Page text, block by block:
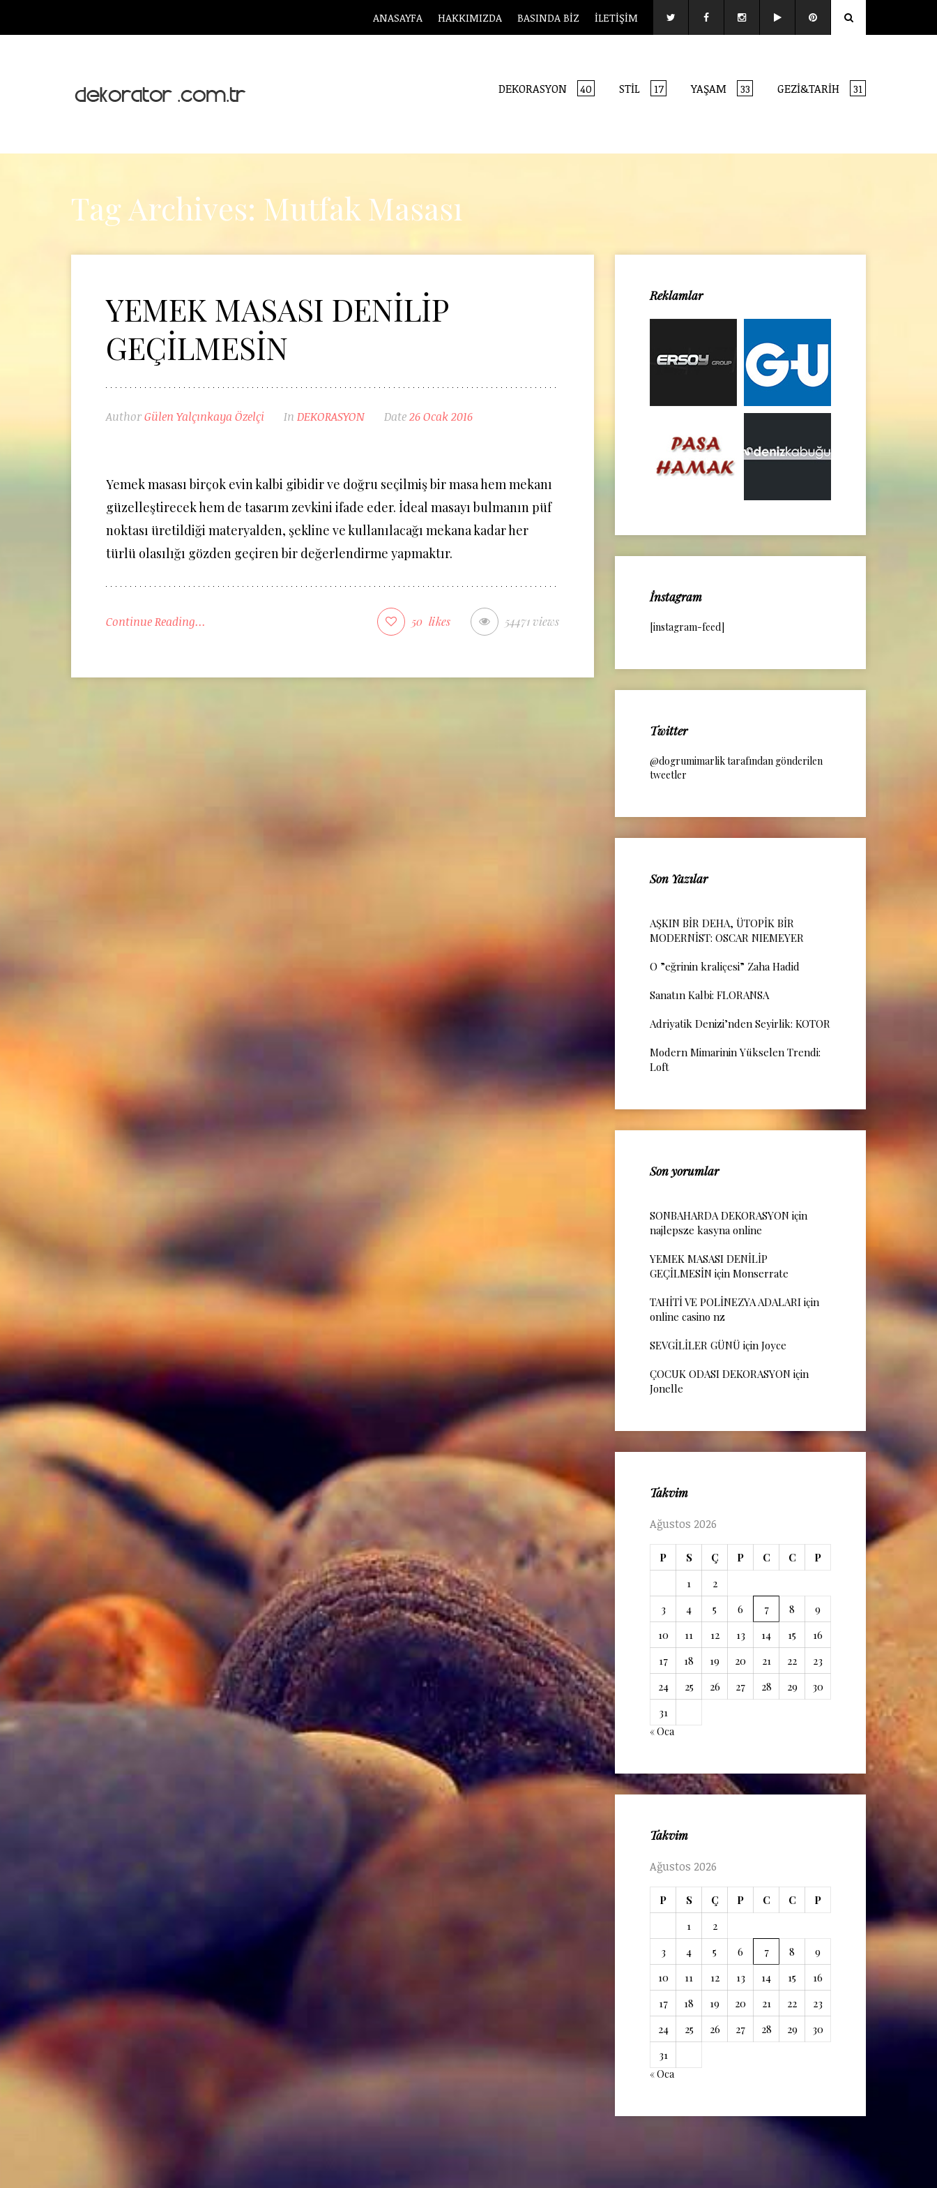
DEKORASYON40
STİL17
YAŞAM33
ANASAYFA HAKKIMIZDA BASINDA BİZ İLETİŞİM
DEKORASYON 40 STİL 17 YAŞAM 33 GEZİ&TARİH 31
Tag Archives: Mutfak Masası
YEMEK MASASI DENİLİP
GEÇİLMESİN
AuthorGülen Yalçınkaya Özelçi In DEKORASYON Date26 Ocak 2016
Yemek masası birçok evin kalbi gibidir ve doğru seçilmiş bir masa hem mekanı
güzelleştirecek hem de tasarım zevkini ifade eder. İdeal masayı bulmanın püf
noktası üretildiği materyalden, şekline ve kullanılacağı mekana kadar her
türlü olasılığı gözden geçiren bir değerlendirme yapmaktır.
Continue Reading... 50 likes 54471 views
Reklamlar
İnstagram
[instagram-feed]
Twitter
@dogrumimarlik tarafından gönderilen
tweetler
Son Yazılar
AŞKIN BİR DEHA, ÜTOPİK BİR
MODERNİST: OSCAR NIEMEYER
O ”eğrinin kraliçesi” Zaha Hadid
Sanatın Kalbi: FLORANSA
Adriyatik Denizi’nden Seyirlik: KOTOR
Modern Mimarinin Yükselen Trendi:
Loft
Son yorumlar
SONBAHARDA DEKORASYON için
najlepsze kasyna online
YEMEK MASASI DENİLİP
GEÇİLMESİN için Monserrate
TAHİTİ VE POLİNEZYA ADALARI için
online casino nz
SEVGİLİLER GÜNÜ için Joyce
ÇOCUK ODASI DEKORASYON için
Jonelle
Takvim
Ağustos 2026
P S Ç P C C
P
1
2
3
4 5 6 7 8
9
10
11 12 13 14 15
16
17
18 19 20 21 22
23
24
25 26 27 28 29
30
31
« Oca
Takvim
Ağustos 2026
P S Ç P C C
P
1
2
3
4 5 6 7 8
9
10
11 12 13 14 15
16
17
18 19 20 21 22
23
24
25 26 27 28 29
30
31
« Oca